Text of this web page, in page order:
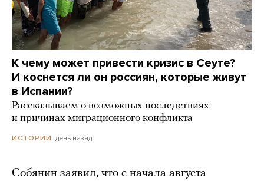
К чему может привести кризис в Сеуте?
И коснется ли он россиян, которые живут
в Испании?
Рассказываем о возможных последствиях
и причинах миграционного конфликта
ИСТОРИИ день назад
Собянин заявил, что с начала августа